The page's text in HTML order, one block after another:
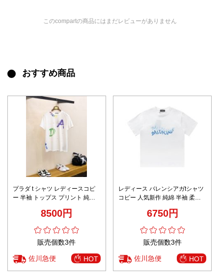
このcompartの商品にはまだレビューがありません
おすすめ商品
プラダ t シャツ レディースコピ
ー 半袖 トップス プリント 純綿
8500円
販売個数3件
佐川急便 HOT
レディース バレンシアガtシャツ
コピー 人気新作 純綿 半袖 柔ら
6750円
販売個数3件
佐川急便 HOT